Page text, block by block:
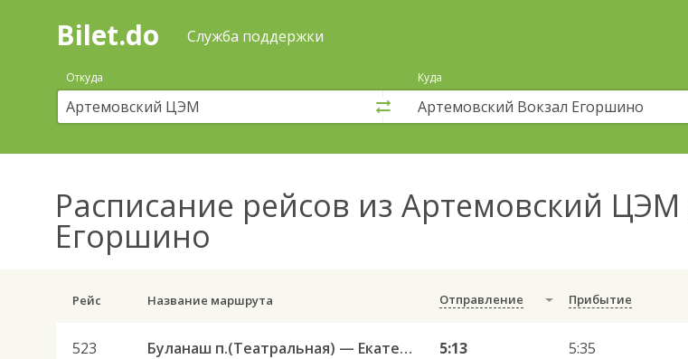
Поиск
покупка
билетов
автобус
онлайн
Bilet.do Служба поддержки
Откуда Куда
Расписание рейсов из Артемовский ЦЭМ
Егоршино
Рейс Название маршрута Отправление Прибытие
523 Буланаш п.(Театральная) — Екатеринбург АВ Северный 523 5:13 5:35